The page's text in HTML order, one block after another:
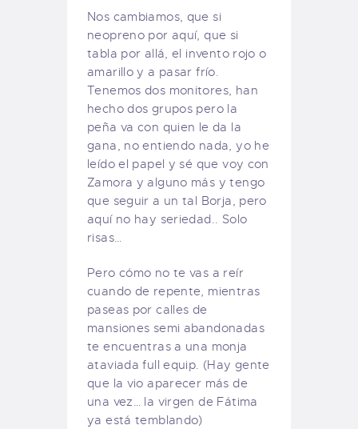
Nos cambiamos, que si
neopreno por aquí, que si
tabla por allá, el invento rojo o
amarillo y a pasar frío.
Tenemos dos monitores, han
hecho dos grupos pero la
peña va con quien le da la
gana, no entiendo nada, yo he
leído el papel y sé que voy con
Zamora y alguno más y tengo
que seguir a un tal Borja, pero
aquí no hay seriedad.. Solo
risas…
Pero cómo no te vas a reír
cuando de repente, mientras
paseas por calles de
mansiones semi abandonadas
te encuentras a una monja
ataviada full equip. (Hay gente
que la vio aparecer más de
una vez… la virgen de Fátima
ya está temblando)